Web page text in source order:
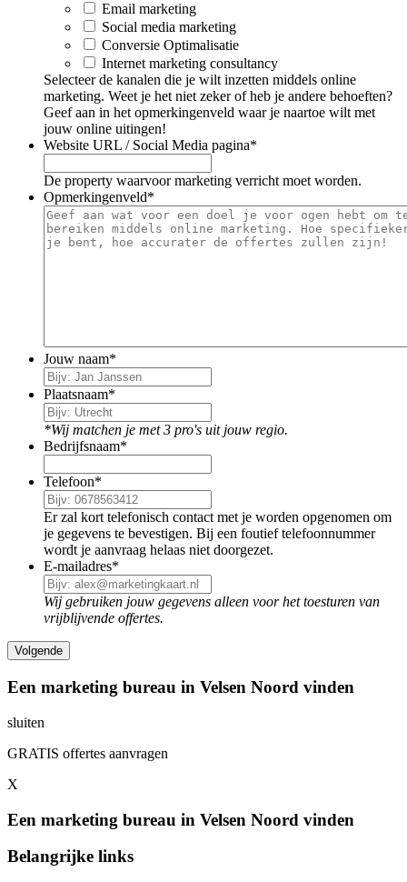
Email marketing
Social media marketing
Conversie Optimalisatie
Internet marketing consultancy
Selecteer de kanalen die je wilt inzetten middels online
marketing. Weet je het niet zeker of heb je andere behoeften?
Geef aan in het opmerkingenveld waar je naartoe wilt met
jouw online uitingen!
Website URL / Social Media pagina*
De property waarvoor marketing verricht moet worden.
Opmerkingenveld*
Jouw naam*
Plaatsnaam*
*Wij matchen je met 3 pro's uit jouw regio.
Bedrijfsnaam*
Telefoon*
Er zal kort telefonisch contact met je worden opgenomen om
je gegevens te bevestigen. Bij een foutief telefoonnummer
wordt je aanvraag helaas niet doorgezet.
E-mailadres*
Wij gebruiken jouw gegevens alleen voor het toesturen van
vrijblijvende offertes.
Een marketing bureau in Velsen Noord vinden
sluiten
GRATIS offertes aanvragen
X
Een marketing bureau in Velsen Noord vinden
Belangrijke links